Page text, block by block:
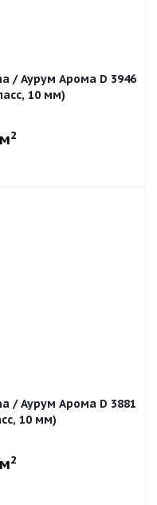
/ Аурум Арома D 3946
10 мм)
2
/ Аурум Арома D 3881
10 мм)
2